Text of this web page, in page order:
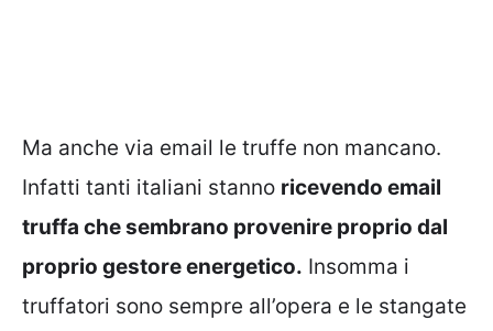
Ma anche via email le truffe non mancano.
Infatti tanti italiani stanno ricevendo email
truffa che sembrano provenire proprio dal
proprio gestore energetico. Insomma i
truffatori sono sempre all’opera e le stangate